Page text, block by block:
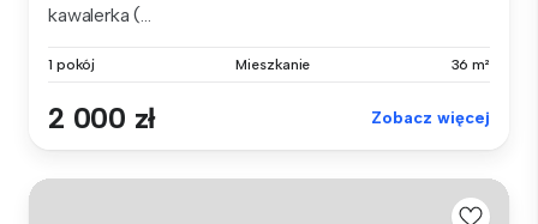
kawalerka (...
1 pokój Mieszkanie 36 m²
2 000 zł Zobacz więcej